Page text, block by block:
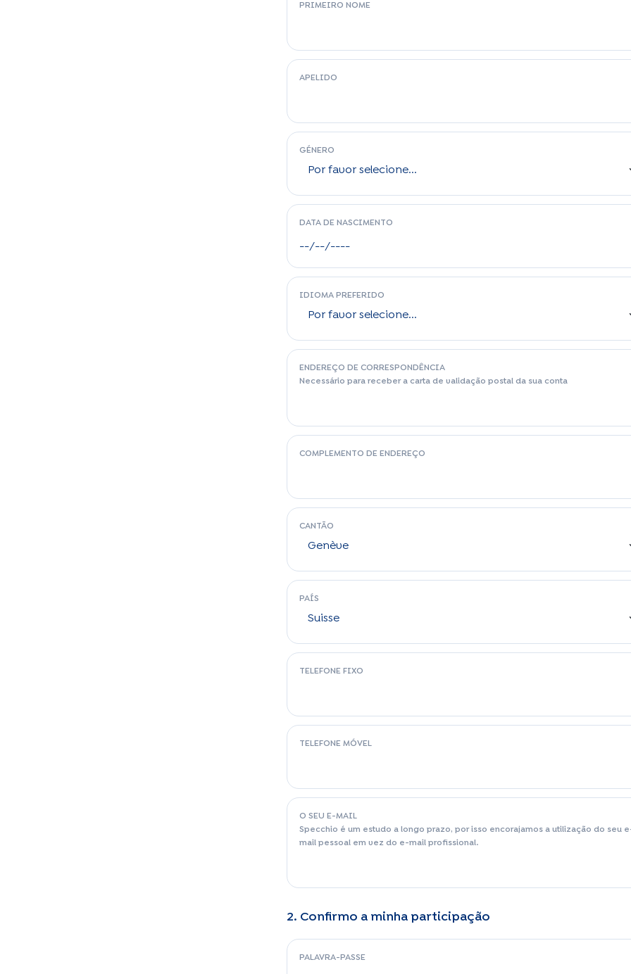
PRIMEIRO NOME
APELIDO
GÉNERO
DATA DE NASCIMENTO
IDIOMA PREFERIDO
ENDEREÇO DE CORRESPONDÊNCIA
Necessário para receber a carta de validação postal da sua conta
COMPLEMENTO DE ENDEREÇO
CANTÃO
PAÍS
TELEFONE FIXO
TELEFONE MÓVEL
O SEU E-MAIL
Specchio é um estudo a longo prazo, por isso encorajamos a utilização do seu
mail pessoal em vez do e-mail profissional.
2. Confirmo a minha participação
PALAVRA-PASSE